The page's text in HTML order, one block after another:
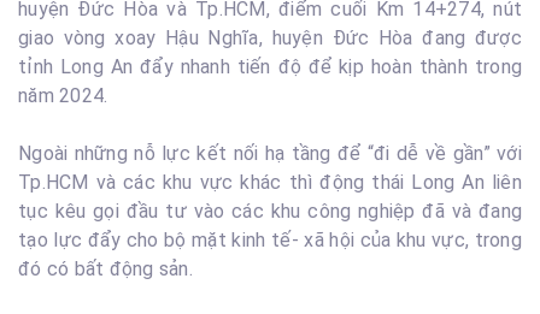
huyện Đức Hòa và Tp.HCM, điểm cuối Km 14+274, nút
giao vòng xoay Hậu Nghĩa, huyện Đức Hòa đang được
tỉnh Long An đẩy nhanh tiến độ để kịp hoàn thành trong
năm 2024.
Ngoài những nỗ lực kết nối hạ tầng để “đi dễ về gần” với
Tp.HCM và các khu vực khác thì động thái Long An liên
tục kêu gọi đầu tư vào các khu công nghiệp đã và đang
tạo lực đẩy cho bộ mặt kinh tế- xã hội của khu vực, trong
đó có bất động sản.